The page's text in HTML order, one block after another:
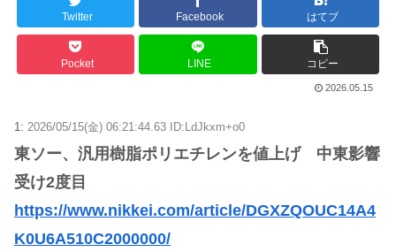
Twitter Facebook はてブ
Pocket LINE コピー
2026.05.15
1: 2026/05/15(金) 06:21:44.63 ID:LdJkxm+o0
東ソー、汎用樹脂ポリエチレンを値上げ 中東影響
受け2度目
https://www.nikkei.com/article/DGXZQOUC14A4
K0U6A510C2000000/